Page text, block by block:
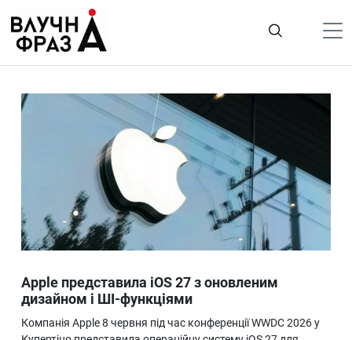
содержимому
Лайфстайл
ТехноНаука
Людина
Ukraine
Про нас
Apple представила iOS 27 з оновленим
дизайном і ШІ-функціями
Компанія Apple 8 червня під час конференції WWDC 2026 у